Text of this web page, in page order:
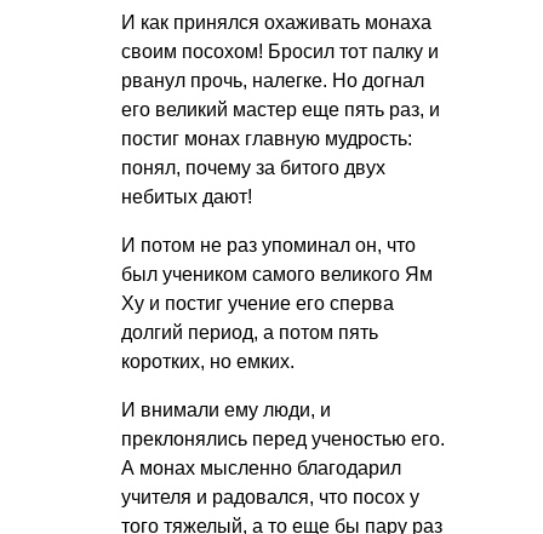
И как принялся охаживать монаха
своим посохом! Бросил тот палку и
рванул прочь, налегке. Но догнал
его великий мастер еще пять раз, и
постиг монах главную мудрость:
понял, почему за битого двух
небитых дают!
И потом не раз упоминал он, что
был учеником самого великого Ям
Ху и постиг учение его сперва
долгий период, а потом пять
коротких, но емких.
И внимали ему люди, и
преклонялись перед ученостью его.
А монах мысленно благодарил
учителя и радовался, что посох у
того тяжелый, а то еще бы пару раз